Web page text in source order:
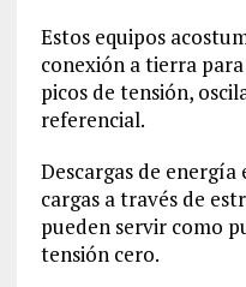
Estos equipos
conexión a tierra
picos de tensión,
referencial.
Descargas de
cargas a través de
pueden servir como
tensión cero.